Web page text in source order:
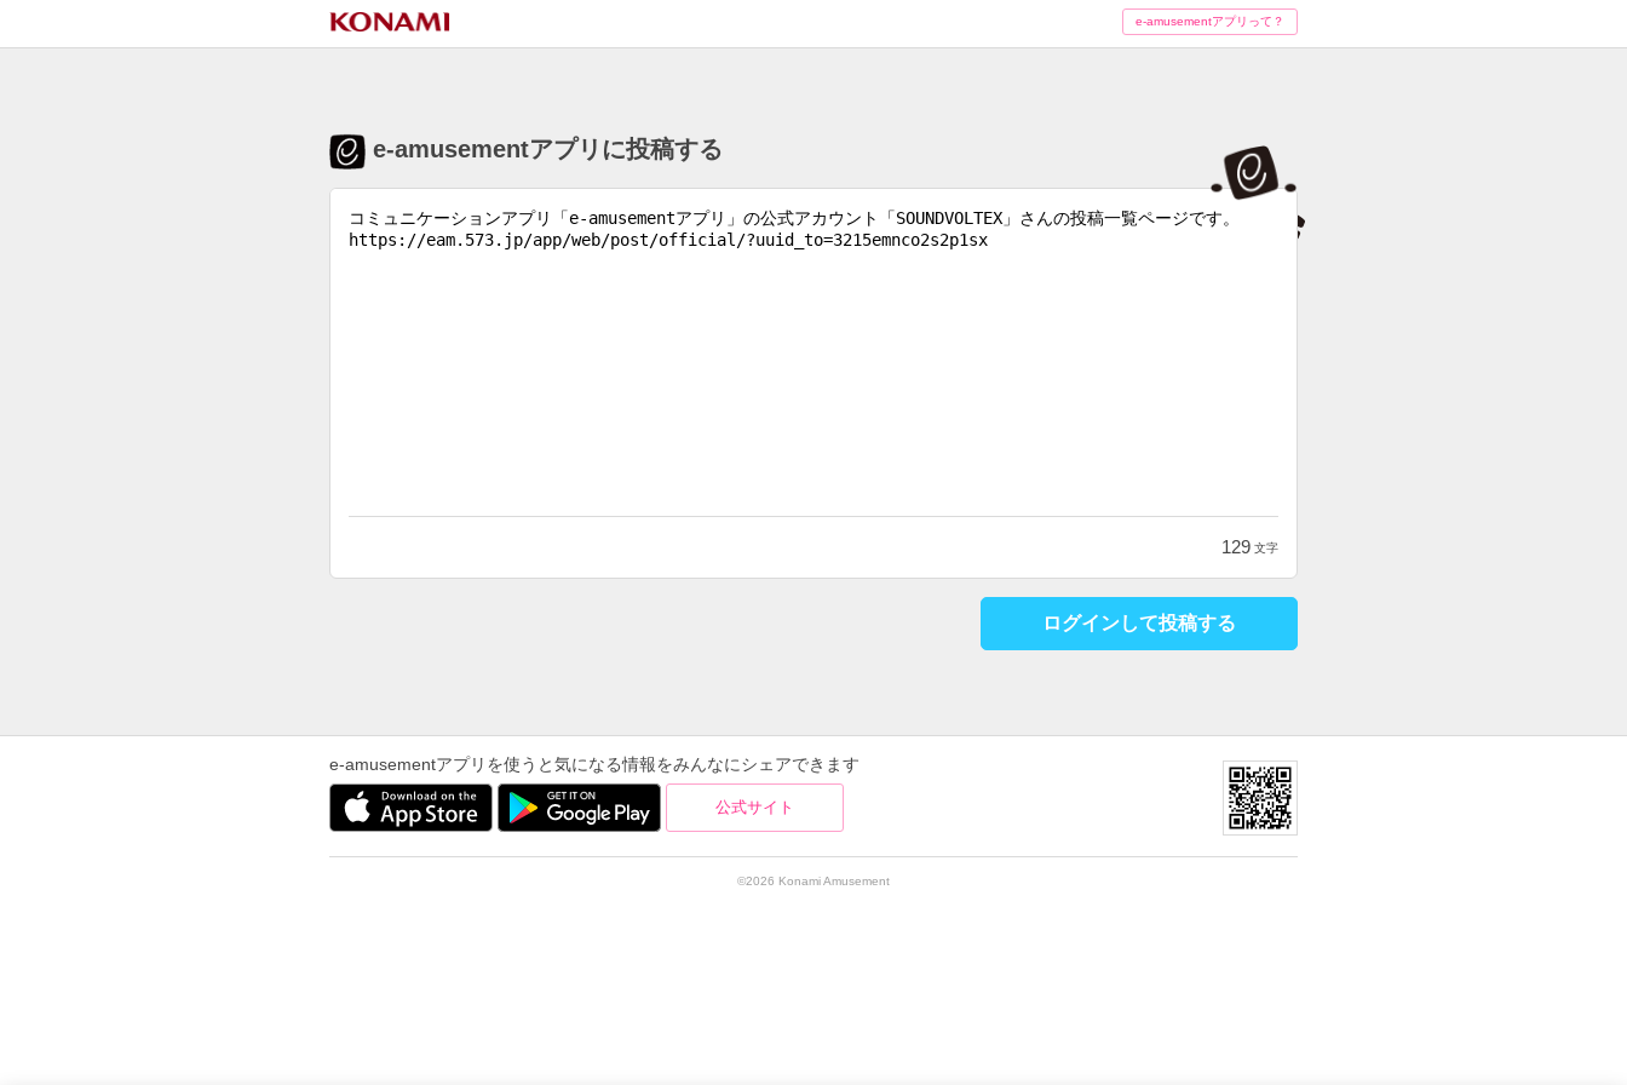
e-amusementアプリって？
e-amusementアプリに投稿する
129 文字
ログインして投稿する
e-amusementアプリを使うと気になる情報をみんなにシェアできます
公式サイト
©2026 Konami Amusement